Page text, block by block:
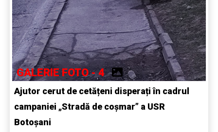
GALERIE FOTO - 4
Ajutor cerut de cetățeni disperați în cadrul
campaniei „Stradă de coșmar” a USR
Botoșani